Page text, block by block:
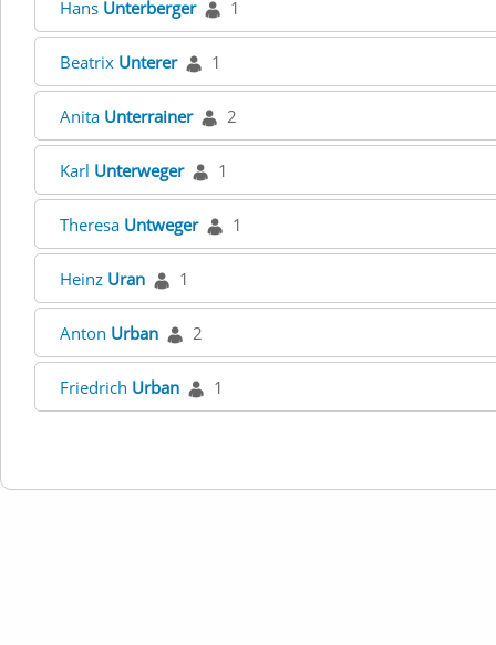
Hans Unterberger 1
Beatrix Unterer 1
Anita Unterrainer 2
Karl Unterweger 1
Theresa Untweger 1
Heinz Uran 1
Anton Urban 2
Friedrich Urban 1